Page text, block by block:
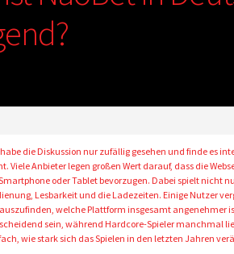
die Diskussion nur zufällig gesehen und finde es
Viele Anbieter legen großen Wert darauf, dass die
oder Tablet bevorzugen. Dabei spielt nicht
Lesbarkeit und die Ladezeiten. Einige Nutzer
welche Plattform insgesamt angenehmer
sein, während Hardcore-Spieler manchmal
wie stark sich das Spielen in den letzten Jahren